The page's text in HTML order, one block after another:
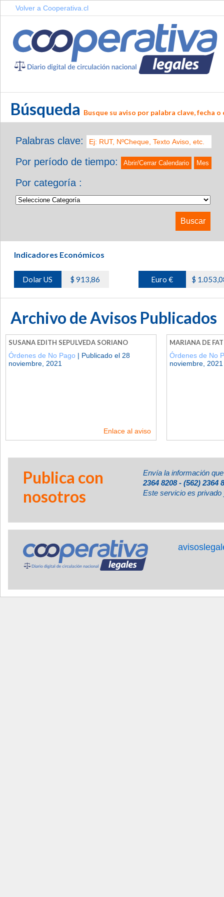
Volver a Cooperativa.cl
Búsqueda Busque su aviso por palabra clave, fecha
Palabras clave:
Por período de tiempo:
Abrir/Cerrar Calendario Mes
Por categoría :
Indicadores Económicos
Dolar US $ 913,86 Euro € $
Archivo de Avisos Publicados
SUSANA EDITH SEPULVEDA SORIANO
Órdenes de No Pago | Publicado el 28
noviembre, 2021
Enlace al aviso
MARIANA DE
Órdenes de No
noviembre, 2021
Publica con
nosotros
Envía la información
2364 8208 - (562) 2364
Este servicio es privado